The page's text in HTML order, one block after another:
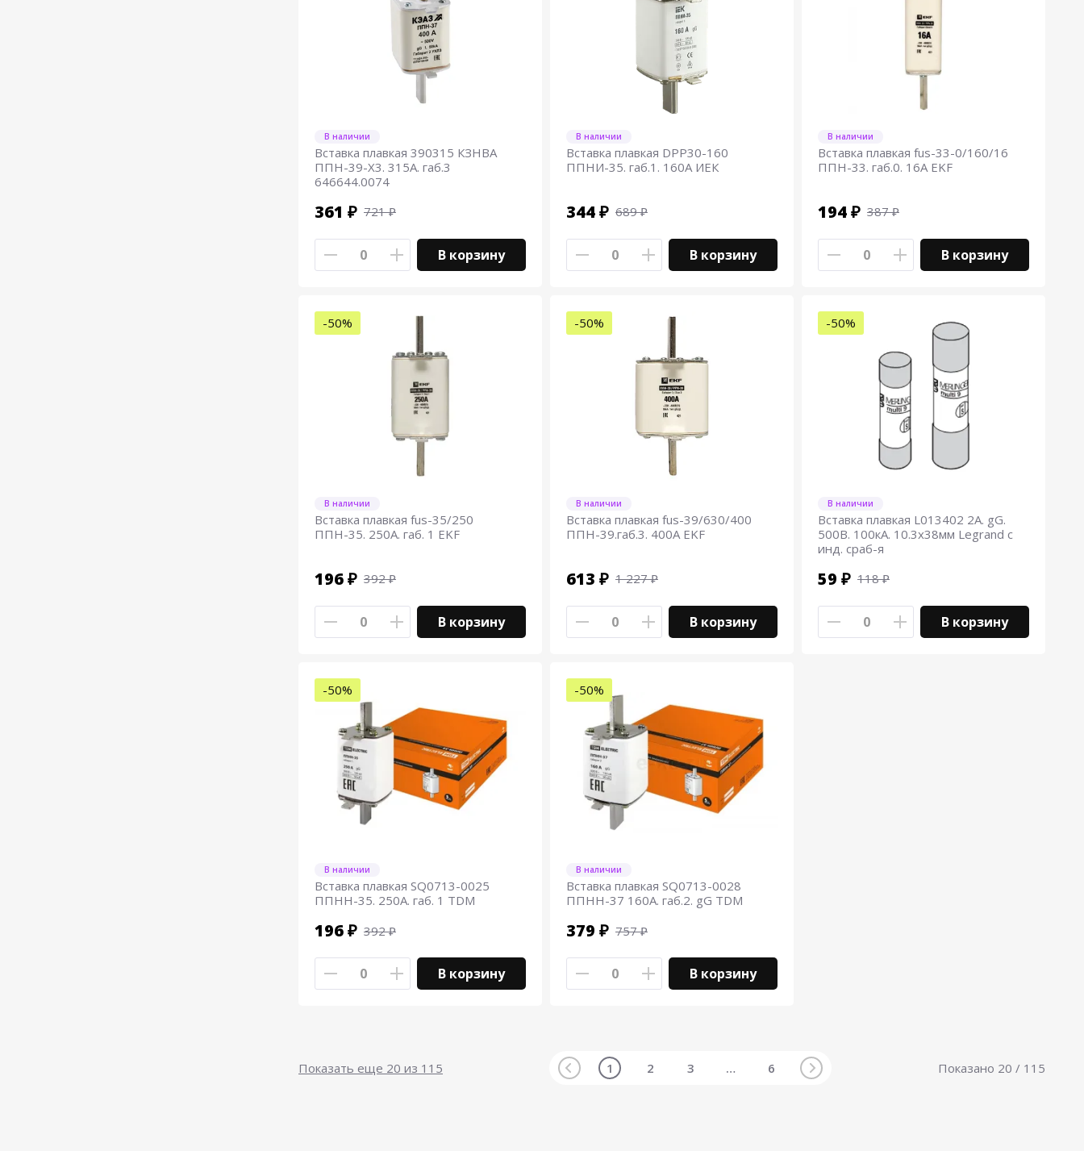
В наличии
Вставка плавкая 390315 КЗНВА
ППН-39-Х3. 315А. габ.3
646644.0074
361 ₽ 721 ₽
В корзину
В наличии
Вставка плавкая DPP30-160
ППНИ-35. габ.1. 160А ИЕК
344 ₽ 689 ₽
В корзину
В наличии
Вставка плавкая fus-33-0/160/16
ППН-33. габ.0. 16А EKF
194 ₽ 387 ₽
В корзину
-50%
В наличии
Вставка плавкая fus-35/250
ППН-35. 250А. габ. 1 EKF
196 ₽ 392 ₽
В корзину
-50%
В наличии
Вставка плавкая fus-39/630/400
ППН-39.габ.3. 400А EKF
613 ₽ 1 227 ₽
В корзину
-50%
В наличии
Вставка плавкая L013402 2А. gG.
500В. 100кА. 10.3х38мм Legrand с
инд. сраб-я
59 ₽ 118 ₽
В корзину
-50%
В наличии
Вставка плавкая SQ0713-0025
ППНН-35. 250А. габ. 1 TDM
196 ₽ 392 ₽
В корзину
-50%
В наличии
Вставка плавкая SQ0713-0028
ППНН-37 160А. габ.2. gG TDM
379 ₽ 757 ₽
В корзину
Показать еще 20 из 115 1 2 3 … 6 Показано 20 / 115